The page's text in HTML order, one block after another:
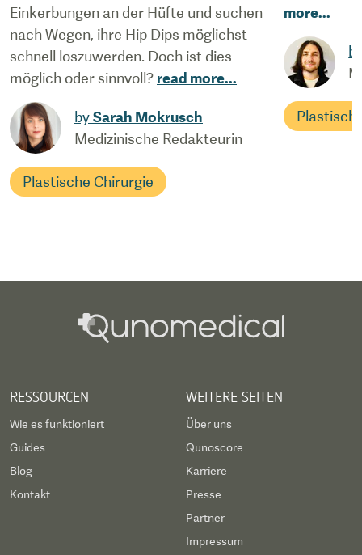
Einkerbungen an der Hüfte und suchen
nach Wegen, ihre Hip Dips möglichst
schnell loszuwerden. Doch ist dies
möglich oder sinnvoll? read more...
bySarah Mokrusch
Medizinische Redakteurin
Plastische Chirurgie
more...
RESSOURCEN
Wie es funktioniert
Guides
Blog
Kontakt
WEITERE SEITEN
Über uns
Qunoscore
Karriere
Presse
Partner
Impressum